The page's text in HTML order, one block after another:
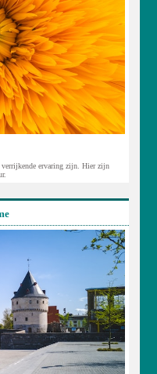
verrijkende ervaring zijn. Hier zijn